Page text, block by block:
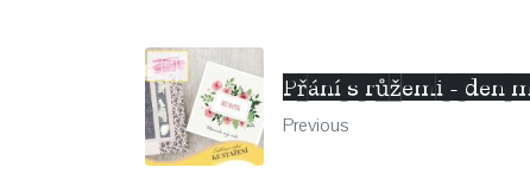
Přání s růžemi - den
Previous